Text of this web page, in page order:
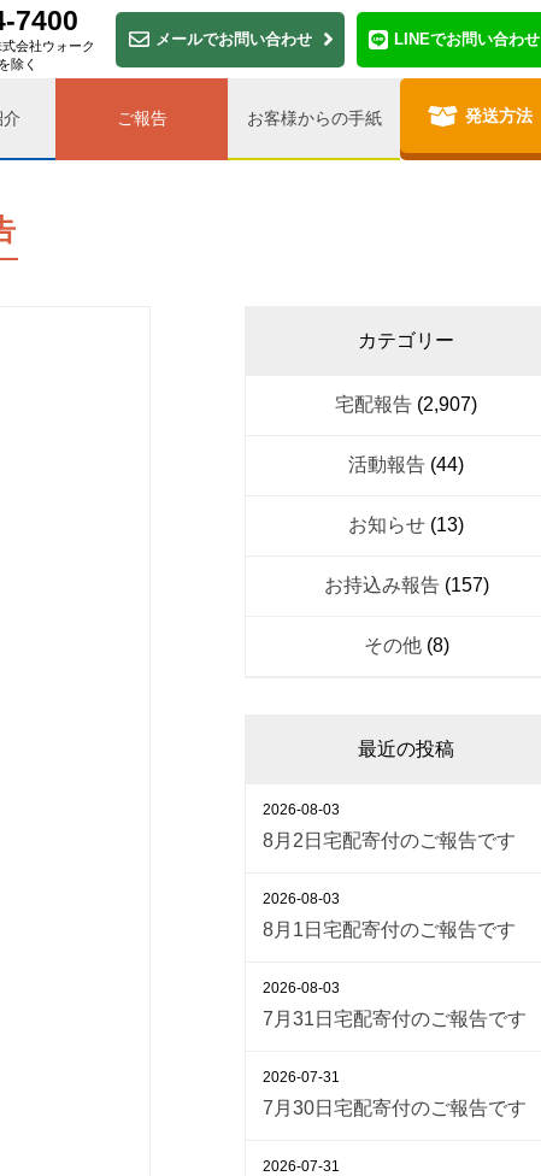
7400
会社ウォーク
除く
メールでお問い合わせ LINEでお問い合わせ
ご報告 お客様からの手紙 発送方法
カテゴリー
宅配報告 (2,907)
活動報告 (44)
お知らせ (13)
お持込み報告(157)
その他(8)
最近の投稿
8月2日宅配寄付のご報告です
2026-08-03
8月1日宅配寄付のご報告です
2026-08-03
7月31日宅配寄付のご報告です
2026-08-03
7月30日宅配寄付のご報告です
2026-07-31
2026-07-31